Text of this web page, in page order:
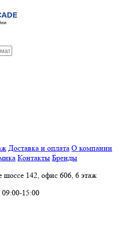
Доставка и оплата О компании
Контакты Бренды
шоссе 142, офис 606, 6 этаж
15:00